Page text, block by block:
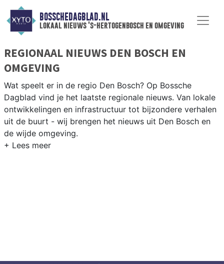
BOSSCHEDAGBLAD.NL
lokaal nieuws 's-hertogenbosch en omgeving
REGIONAAL NIEUWS DEN BOSCH EN
OMGEVING
Wat speelt er in de regio Den Bosch? Op Bossche
Dagblad vind je het laatste regionale nieuws. Van lokale
ontwikkelingen en infrastructuur tot bijzondere verhalen
uit de buurt - wij brengen het nieuws uit Den Bosch en
de wijde omgeving.